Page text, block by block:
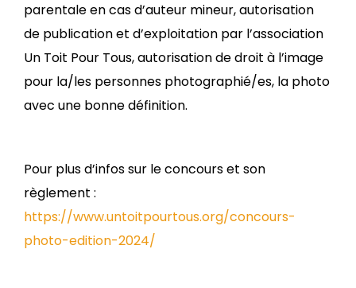
parentale en cas d’auteur mineur, autorisation
de publication et d’exploitation par l’association
Un Toit Pour Tous, autorisation de droit à l’image
pour la/les personnes photographié/es, la photo
avec une bonne définition.
Pour plus d’infos sur le concours et son
règlement :
https://www.untoitpourtous.org/concours-
photo-edition-2024/